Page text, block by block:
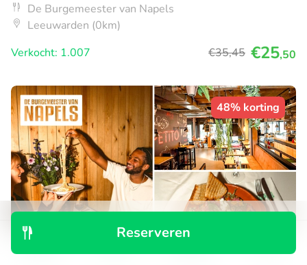
Reserveren
De Burgemeester van Napels
Leeuwarden (0km)
Verkocht: 1.007
€35,45 €25,50
48% korting